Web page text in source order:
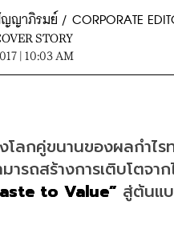
าภิรมย์ / CORPORATE
STORY
| 10:03 AM
โลกคู่ขนานของผลกำไ
ารถสร้างการเติบโตจ
to Value” สู่ต้นแ